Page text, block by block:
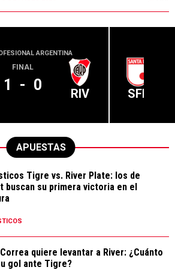
ARGENTINA
FINAL
1 - 0 RIV SFE
APUESTAS
Tigre vs. River Plate: los de
buscan su primera victoria en el
quiere levantar a River: ¿Cuánto
gol ante Tigre?